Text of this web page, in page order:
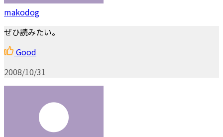
makodog
ぜひ読みたい。
Good
2008/10/31